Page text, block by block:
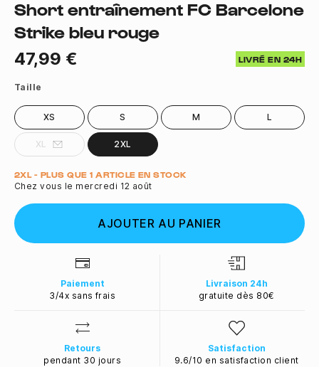
Short entraînement FC Barcelone
Strike bleu rouge
47,99 € LIVRÉ EN 24H
Taille
XS S M L
XL 2XL
Quantité
2XL - PLUS QUE 1 ARTICLE EN STOCK
Chez vous le mercredi 12 août
AJOUTER AU PANIER
Paiement
3/4x sans frais
Livraison 24h
gratuite dès 80€
Retours
pendant 30 jours
Satisfaction
9.6/10 en satisfaction client